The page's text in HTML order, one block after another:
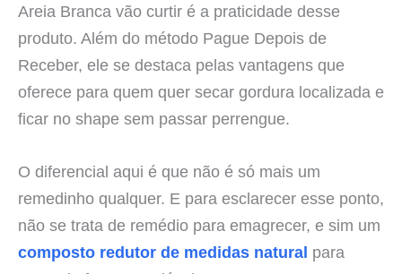
Areia Branca vão curtir é a praticidade desse
produto. Além do método Pague Depois de
Receber, ele se destaca pelas vantagens que
oferece para quem quer secar gordura localizada e
ficar no shape sem passar perrengue.
O diferencial aqui é que não é só mais um
remedinho qualquer. E para esclarecer esse ponto,
não se trata de remédio para emagrecer, e sim um
composto redutor de medidas natural para